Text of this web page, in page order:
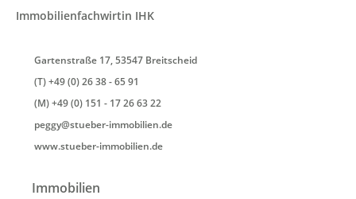
Immobilienfachwirtin IHK
Gartenstraße 17, 53547 Breitscheid
(T) +49 (0) 26 38 - 65 91
(M) +49 (0) 151 - 17 26 63 22
peggy@stueber-immobilien.de
www.stueber-immobilien.de
Immobilien